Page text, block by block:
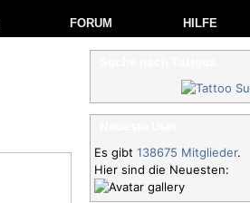
FORUM HILFE
Es gibt 138675 Mitglieder.
Hier sind die Neuesten: